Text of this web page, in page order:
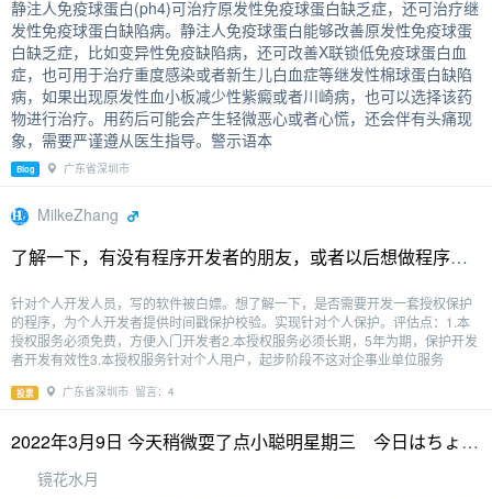
静注人免疫球蛋白(ph4)可治疗原发性免疫球蛋白缺乏症，还可治疗继
发性免疫球蛋白缺陷病。静注人免疫球蛋白能够改善原发性免疫球蛋
白缺乏症，比如变异性免疫缺陷病，还可改善X联锁低免疫球蛋白血
症，也可用于治疗重度感染或者新生儿白血症等继发性棉球蛋白缺陷
病，如果出现原发性血小板减少性紫癜或者川崎病，也可以选择该药
物进行治疗。用药后可能会产生轻微恶心或者心慌，还会伴有头痛现
象，需要严谨遵从医生指导。警示语本
Blog 广东省深圳市
MilkeZhang
了解一下，有没有程序开发者的朋友，或者以后想做程序开发的，针对个人开发的软件保护，有什么好的办法。 比方说你是个人开发者，接了个活，被白嫖了，没有授权保护，无法拿回尾款。
针对个人开发人员，写的软件被白嫖。想了解一下，是否需要开发一套授权保护
的程序，为个人开发者提供时间戳保护校验。实现针对个人保护。评估点：1.本
授权服务必须免费，方便入门开发者2.本授权服务必须长期，5年为期，保护开发
者开发有效性3.本授权服务针对个人用户，起步阶段不这对企事业单位服务
投票 广东省深圳市 留言：4
2022年3月9日 今天稍微耍了点小聪明星期三 今日はちょっとズルしちゃった 水曜日
镜花水月